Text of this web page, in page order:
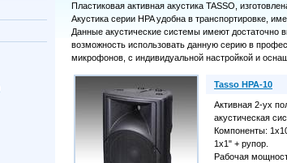
Пластиковая активная акустика TASSO,
Акустика серии HPA удобна в транспортировке,
Данные акустические системы имеют достаточно
возможность использовать данную серию в
микрофонов, с индивидуальной настройкой и
Tasso HPA-10
Активная 2-ух
акустическая
Компоненты:
1х1" + рупор.
Рабочая